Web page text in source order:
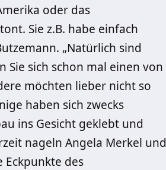
oder das
Sie z.B. habe einfach
„Natürlich sind
Sie sich schon mal einen von
möchten lieber nicht so
haben sich zwecks
ins Gesicht geklebt und
nageln Angela Merkel und
Eckpunkte des